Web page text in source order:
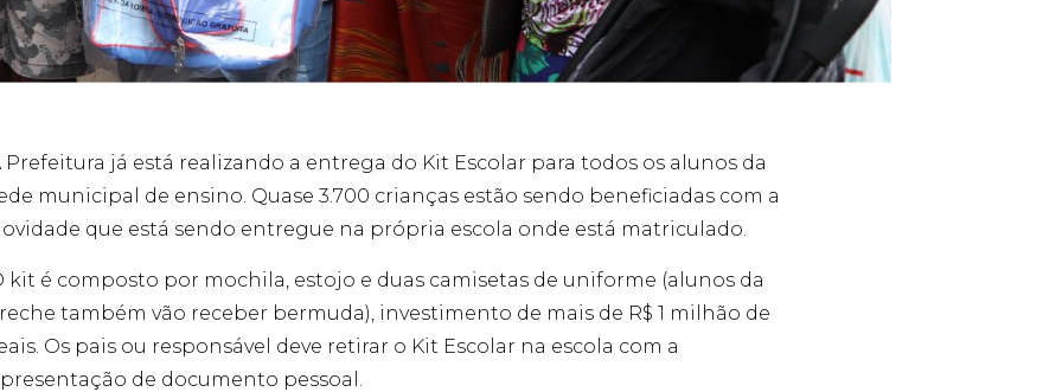
Prefeitura já está realizando a entrega do Kit Escolar para todos os alunos da
municipal de ensino. Quase 3.700 crianças estão sendo beneficiadas com a
que está sendo entregue na própria escola onde está matriculado.
kit é composto por mochila, estojo e duas camisetas de uniforme (alunos da
também vão receber bermuda), investimento de mais de R$ 1 milhão de
Os pais ou responsável deve retirar o Kit Escolar na escola com a
de documento pessoal.